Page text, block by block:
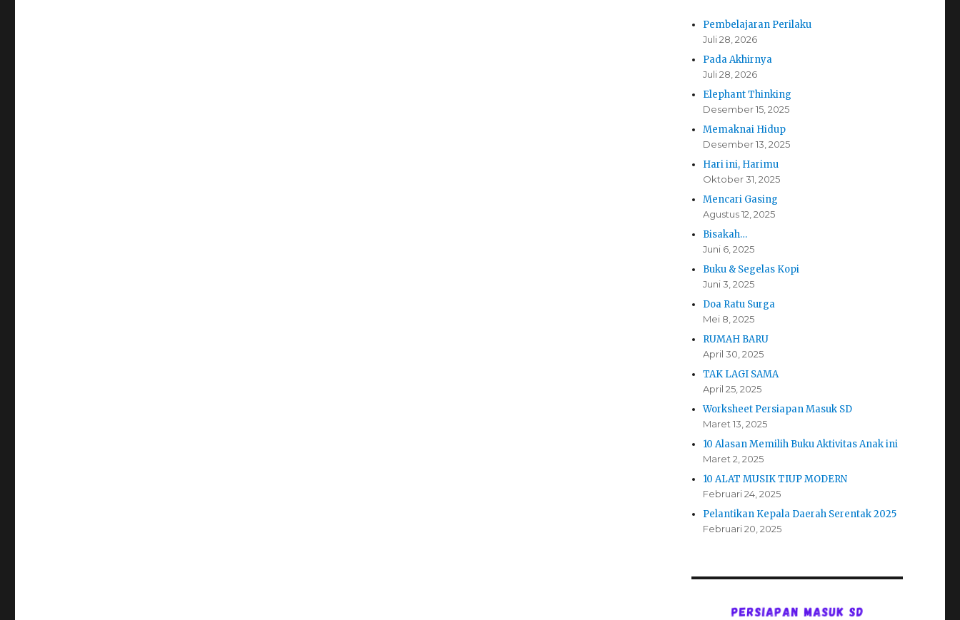
Pembelajaran Perilaku
Juli 28, 2026
Pada Akhirnya
Juli 28, 2026
Elephant Thinking
Desember 15, 2025
Memaknai Hidup
Desember 13, 2025
Hari ini, Harimu
Oktober 31, 2025
Mencari Gasing
Agustus 12, 2025
Bisakah…
Juni 6, 2025
Buku & Segelas Kopi
Juni 3, 2025
Doa Ratu Surga
Mei 8, 2025
RUMAH BARU
April 30, 2025
TAK LAGI SAMA
April 25, 2025
Worksheet Persiapan Masuk SD
Maret 13, 2025
10 Alasan Memilih Buku Aktivitas Anak ini
Maret 2, 2025
10 ALAT MUSIK TIUP MODERN
Februari 24, 2025
Pelantikan Kepala Daerah Serentak 2025
Februari 20, 2025